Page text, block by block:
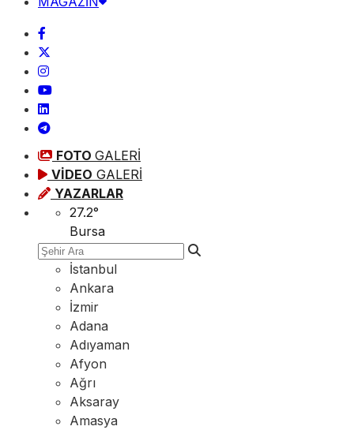
FOTO GALERİ
VİDEO GALERİ
YAZARLAR
27.2°
Bursa
İstanbul
Ankara
İzmir
Adana
Adıyaman
Afyon
Ağrı
Aksaray
Amasya